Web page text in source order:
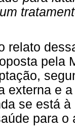
relato
pela
externa e
se está
para